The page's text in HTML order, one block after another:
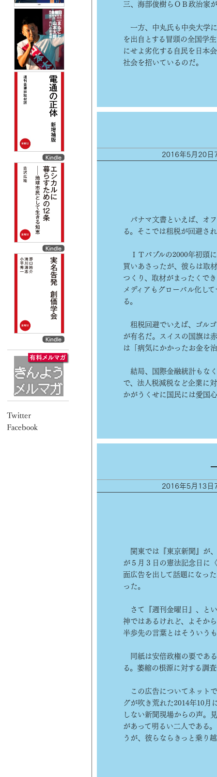
三、海部俊樹らＯＢ政治家
一方、中丸氏も中央大学
を出自とする冒頭の全国学
にせよ劣化する自民を日本
社会を招いているのだ。
2016年5月20日
パナマ文書といえば、オ
る。そこでは租税が回避さ
ＩＴバブルの2000年初頭
買いあさったが、彼らは取
つくり、取材がまったくで
メディアもグローバル化し
る。
租税回避でいえば、ゴル
が有名だ。スイスの国旗は
は「病気にかかったお金を
結局、国際金融統計もな
で、法人税減税など企業に
かがうくせに国民には愛国
2016年5月13日
関東では『東京新聞』が
が５月３日の憲法記念日に
面広告を出して話題になっ
った。
さて『週刊金曜日』、と
神ではあるけれど、よそか
半歩先の言葉とはそういう
同紙は安倍政権の要であ
る。萎縮の根源に対する調
この広告についてネット
グが吹き荒れた2014年10月
しない新聞現場からの声。
があって明るい二人である
うが、彼らならきっと乗り